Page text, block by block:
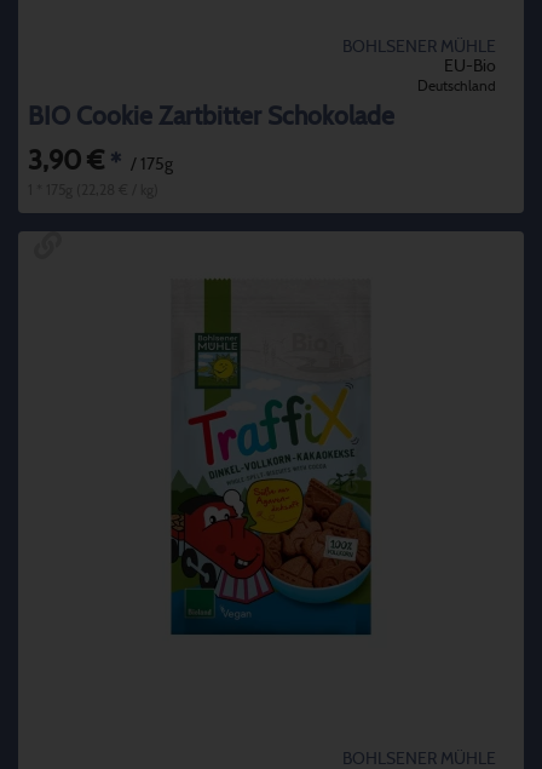
BOHLSENER MÜHLE
EU-Bio
Deutschland
BIO Cookie Zartbitter Schokolade
3,90 € * / 175g
BOHLSENER MÜHLE